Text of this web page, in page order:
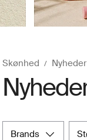
Skønhed Nyheder
brands